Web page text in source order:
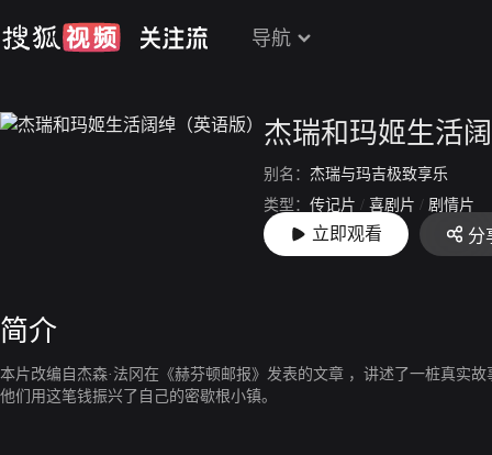
导航
杰瑞和玛姬生活
别名： 杰瑞与玛吉极致享乐
类型： 传记片 / 喜剧片 / 剧情片
上映： 2022-06-14
立即观看 分
简介
本片改编自杰森·法冈在《赫芬顿邮报》发表的文章 ，讲述了一桩真实
他们用这笔钱振兴了自己的密歇根小镇。